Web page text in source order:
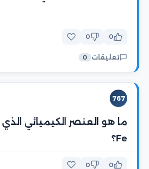
0
0
تعليقات 0
767
ما هو العنصر الكيميائي الذي
Fe؟
0
0